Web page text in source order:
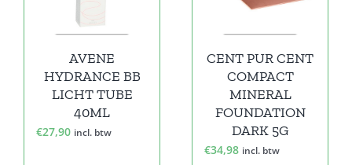
AVENE
HYDRANCE BB
LICHT TUBE
40ML
€27,90 incl. btw
CENT PUR CENT
COMPACT
MINERAL
FOUNDATION
DARK 5G
€34,98 incl. btw